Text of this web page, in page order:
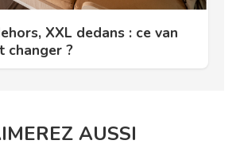
XXL dedans : ce van
changer ?
AUSSI